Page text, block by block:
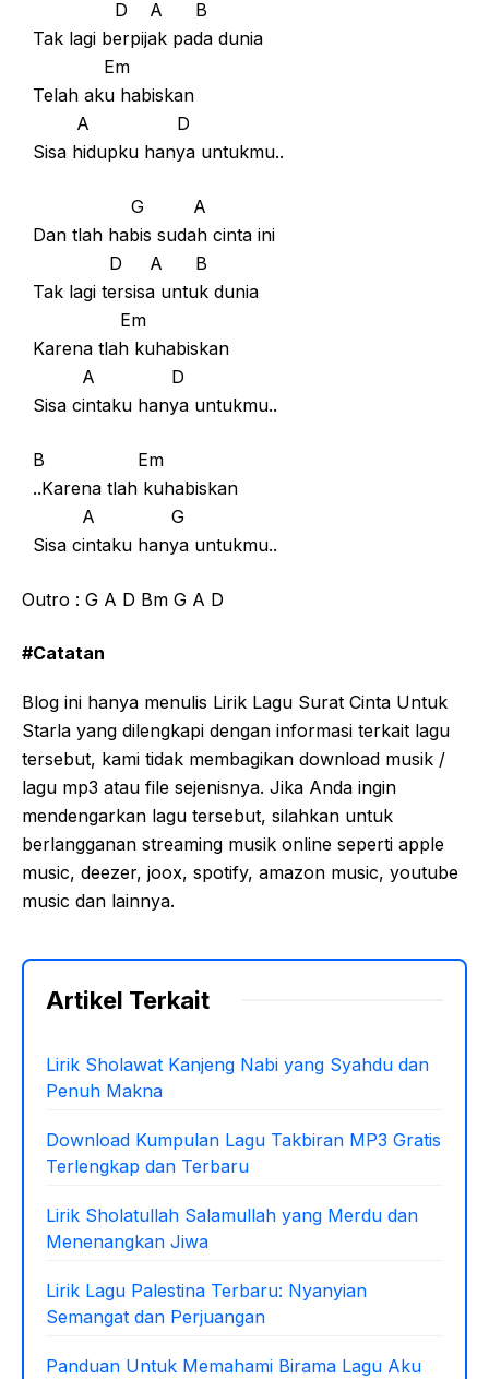
D A B
Tak lagi berpijak pada dunia
Em
Telah aku habiskan
A D
Sisa hidupku hanya untukmu..
G A
Dan tlah habis sudah cinta ini
D A B
Tak lagi tersisa untuk dunia
Em
Karena tlah kuhabiskan
A D
Sisa cintaku hanya untukmu..
B Em
..Karena tlah kuhabiskan
A G
Sisa cintaku hanya untukmu..
Outro : G A D Bm G A D
#Catatan
Blog ini hanya menulis Lirik Lagu Surat Cinta Untuk
Starla yang dilengkapi dengan informasi terkait lagu
tersebut, kami tidak membagikan download musik /
lagu mp3 atau file sejenisnya. Jika Anda ingin
mendengarkan lagu tersebut, silahkan untuk
berlangganan streaming musik online seperti apple
music, deezer, joox, spotify, amazon music, youtube
music dan lainnya.
Artikel Terkait
Lirik Sholawat Kanjeng Nabi yang Syahdu dan
Penuh Makna
Download Kumpulan Lagu Takbiran MP3 Gratis
Terlengkap dan Terbaru
Lirik Sholatullah Salamullah yang Merdu dan
Menenangkan Jiwa
Lirik Lagu Palestina Terbaru: Nyanyian
Semangat dan Perjuangan
Panduan Untuk Memahami Birama Lagu Aku